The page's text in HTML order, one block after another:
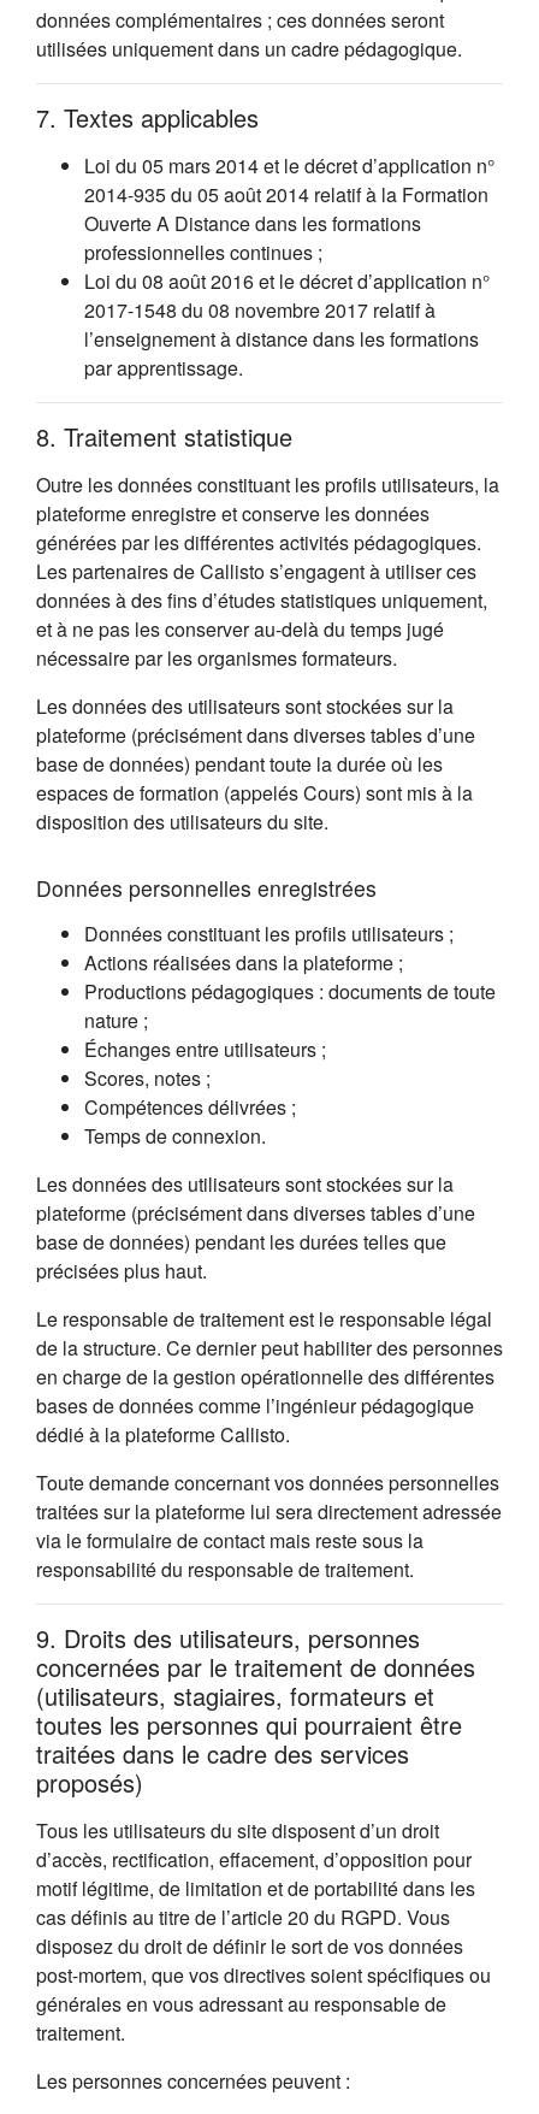
données complémentaires ; ces données seront
utilisées uniquement dans un cadre pédagogique.
7. Textes applicables
Loi du 05 mars 2014 et le décret d’application n°
2014-935 du 05 août 2014 relatif à la Formation
Ouverte A Distance dans les formations
professionnelles continues ;
Loi du 08 août 2016 et le décret d’application n°
2017-1548 du 08 novembre 2017 relatif à
l’enseignement à distance dans les formations
par apprentissage.
8. Traitement statistique
Outre les données constituant les profils utilisateurs, la
plateforme enregistre et conserve les données
générées par les différentes activités pédagogiques.
Les partenaires de Callisto s’engagent à utiliser ces
données à des fins d’études statistiques uniquement,
et à ne pas les conserver au-delà du temps jugé
nécessaire par les organismes formateurs.
Les données des utilisateurs sont stockées sur la
plateforme (précisément dans diverses tables d’une
base de données) pendant toute la durée où les
espaces de formation (appelés Cours) sont mis à la
disposition des utilisateurs du site.
Données personnelles enregistrées
Données constituant les profils utilisateurs ;
Actions réalisées dans la plateforme ;
Productions pédagogiques : documents de toute
nature ;
Échanges entre utilisateurs ;
Scores, notes ;
Compétences délivrées ;
Temps de connexion.
Les données des utilisateurs sont stockées sur la
plateforme (précisément dans diverses tables d’une
base de données) pendant les durées telles que
précisées plus haut.
Le responsable de traitement est le responsable légal
de la structure. Ce dernier peut habiliter des personnes
en charge de la gestion opérationnelle des différentes
bases de données comme l’ingénieur pédagogique
dédié à la plateforme Callisto.
Toute demande concernant vos données personnelles
traitées sur la plateforme lui sera directement adressée
via le formulaire de contact mais reste sous la
responsabilité du responsable de traitement.
9. Droits des utilisateurs, personnes
concernées par le traitement de données
(utilisateurs, stagiaires, formateurs et
toutes les personnes qui pourraient être
traitées dans le cadre des services
proposés)
Tous les utilisateurs du site disposent d’un droit
d’accès, rectification, effacement, d’opposition pour
motif légitime, de limitation et de portabilité dans les
cas définis au titre de l’article 20 du RGPD. Vous
disposez du droit de définir le sort de vos données
post-mortem, que vos directives soient spécifiques ou
générales en vous adressant au responsable de
traitement.
Les personnes concernées peuvent :